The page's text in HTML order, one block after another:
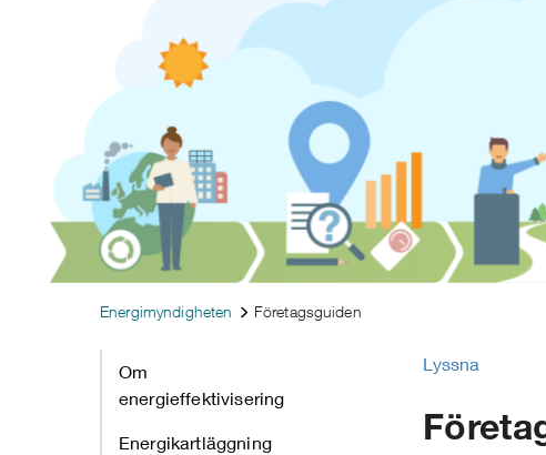
Energimyndigheten Företagsguiden
Om
energieffektivisering
Energikartläggning
Lyssna